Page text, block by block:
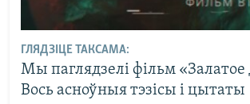
ГЛЯДЗІЦЕ ТАКСАМА:
Мы паглядзелі фільм «Залатое
Вось асноўныя тэзісы і цытаты